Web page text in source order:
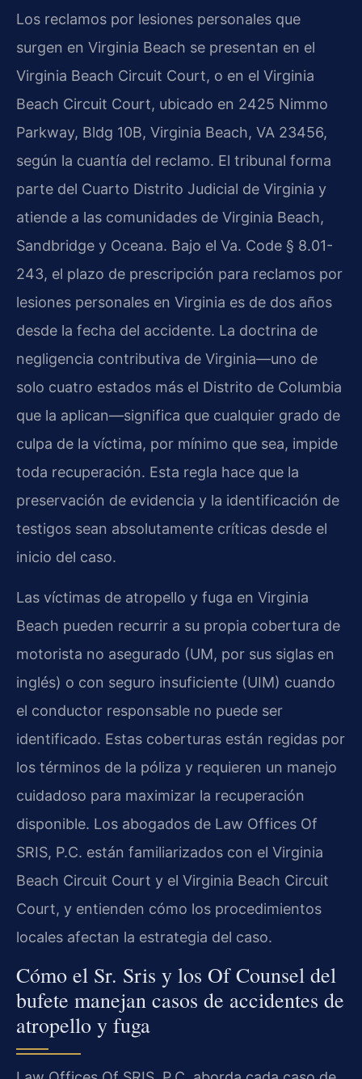
Los reclamos por lesiones personales que
surgen en Virginia Beach se presentan en el
Virginia Beach Circuit Court, o en el Virginia
Beach Circuit Court, ubicado en 2425 Nimmo
Parkway, Bldg 10B, Virginia Beach, VA 23456,
según la cuantía del reclamo. El tribunal forma
parte del Cuarto Distrito Judicial de Virginia y
atiende a las comunidades de Virginia Beach,
Sandbridge y Oceana. Bajo el Va. Code § 8.01-
243, el plazo de prescripción para reclamos por
lesiones personales en Virginia es de dos años
desde la fecha del accidente. La doctrina de
negligencia contributiva de Virginia—uno de
solo cuatro estados más el Distrito de Columbia
que la aplican—significa que cualquier grado de
culpa de la víctima, por mínimo que sea, impide
toda recuperación. Esta regla hace que la
preservación de evidencia y la identificación de
testigos sean absolutamente críticas desde el
inicio del caso.
Las víctimas de atropello y fuga en Virginia
Beach pueden recurrir a su propia cobertura de
motorista no asegurado (UM, por sus siglas en
inglés) o con seguro insuficiente (UIM) cuando
el conductor responsable no puede ser
identificado. Estas coberturas están regidas por
los términos de la póliza y requieren un manejo
cuidadoso para maximizar la recuperación
disponible. Los abogados de Law Offices Of
SRIS, P.C. están familiarizados con el Virginia
Beach Circuit Court y el Virginia Beach Circuit
Court, y entienden cómo los procedimientos
locales afectan la estrategia del caso.
Cómo el Sr. Sris y los Of Counsel del
bufete manejan casos de accidentes de
atropello y fuga